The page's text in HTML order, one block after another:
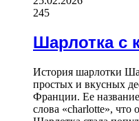
245
Шарлотка с
История шарлотки
простых и вкусных
Франции. Ее
слова «charlotte», что